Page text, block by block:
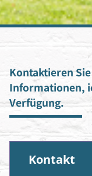
Kontaktieren
Informationen,
Verfügung.
Kontakt